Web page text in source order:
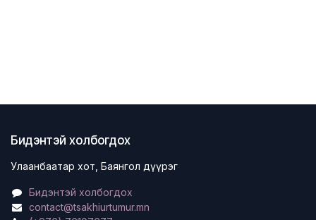
Бидэнтэй холбогдох
Улаанбаатар хот, Баянгол дүүрэг
Бидэнтэй холбогдох
contact@tsakhiurtumur.mn